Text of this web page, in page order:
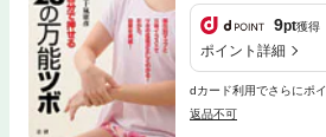
9pt獲得
ポイント詳細
dカード利用でさらにポ
返品不可